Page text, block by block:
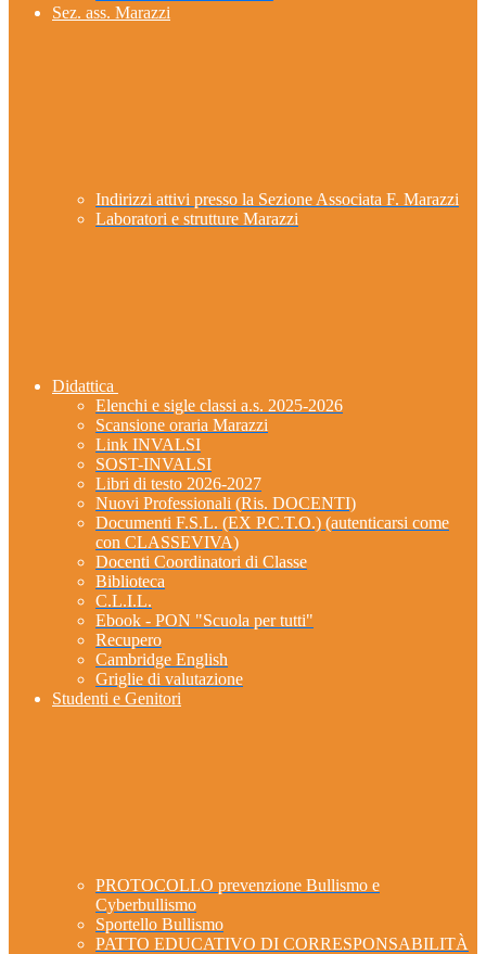
Sez. ass. Marazzi
Indirizzi attivi presso la Sezione Associata F. Marazzi
Laboratori e strutture Marazzi
Didattica
Elenchi e sigle classi a.s. 2025-2026
Scansione oraria Marazzi
Link INVALSI
SOST-INVALSI
Libri di testo 2026-2027
Nuovi Professionali (Ris. DOCENTI)
Documenti F.S.L. (EX P.C.T.O.) (autenticarsi come
con CLASSEVIVA)
Docenti Coordinatori di Classe
Biblioteca
C.L.I.L.
Ebook - PON "Scuola per tutti"
Recupero
Cambridge English
Griglie di valutazione
Studenti e Genitori
PROTOCOLLO prevenzione Bullismo e
Cyberbullismo
Sportello Bullismo
PATTO EDUCATIVO DI CORRESPONSABILITÀ